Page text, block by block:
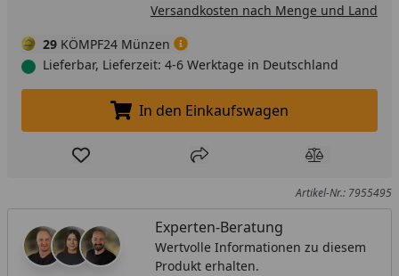
Versandkosten nach Menge und Land
29 KÖMPF24 Münzen
Lieferbar, Lieferzeit: 4-6 Werktage in Deutschland
In den Einkaufswagen legen
In den Einkaufswagen
Produkt zur Wunschliste hinzufügen
Teilen Produkt
Artikel-Nr.: 7955495
Experten-Beratung
Wertvolle Informationen zu diesem
Produkt erhalten.